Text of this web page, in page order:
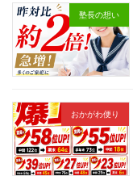
塾長の想い
おかがわ便り